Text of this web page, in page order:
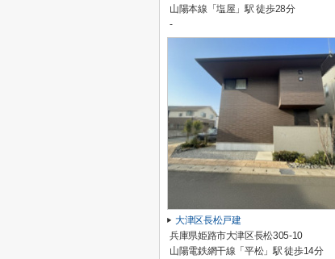
山陽本線「塩屋」駅 徒歩28分
-
大津区長松戸建
兵庫県姫路市大津区長松305-10
山陽電鉄網干線「平松」駅 徒歩14分